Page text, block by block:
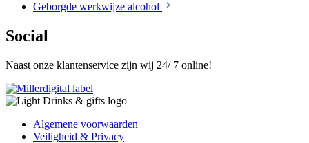
Geborgde werkwijze alcohol
Social
Naast onze klantenservice zijn wij 24/ 7 online!
Algemene voorwaarden
Veiligheid & Privacy